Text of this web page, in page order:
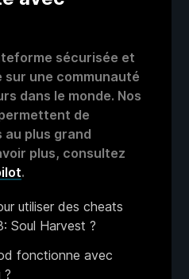
sécurisée et
une communauté
dans le monde. Nos
de
au plus grand
plus, consultez
.
utiliser des cheats
Soul Harvest ?
fonctionne avec
?